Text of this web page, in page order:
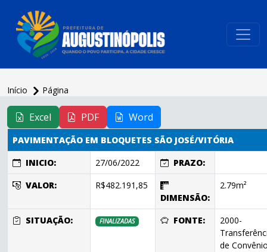
Início
Página
principalExcel PDF Word
PAVIMENTAÇÃO EM BLOQUETES SÃO JOSÉ/VITÓRIA
INICIO:
27/06/2022
PRAZO:
VALOR:
R$482.191,85
DIMENSÃO:
2.79m²
SITUAÇÃO: FINALIZADAS FONTE:
2000-
de